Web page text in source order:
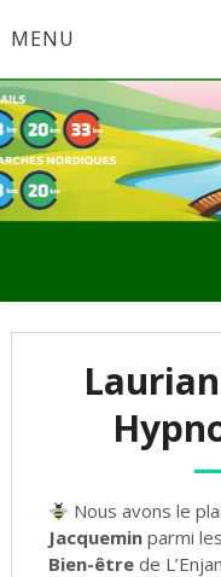
toMENU
Nous avons le
Jacqueminparmi
Bien-êtrede